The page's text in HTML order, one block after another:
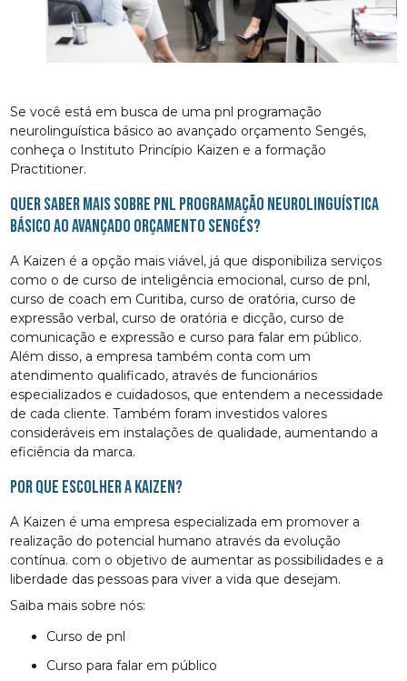
Se você está em busca de uma pnl programação
neurolinguística básico ao avançado orçamento Sengés,
conheça o Instituto Princípio Kaizen e a formação
Practitioner.
Quer saber mais sobre pnl programação neurolinguística
básico ao avançado orçamento Sengés?
A Kaizen é a opção mais viável, já que disponibiliza serviços
como o de curso de inteligência emocional, curso de pnl,
curso de coach em Curitiba, curso de oratória, curso de
expressão verbal, curso de oratória e dicção, curso de
comunicação e expressão e curso para falar em público.
Além disso, a empresa também conta com um
atendimento qualificado, através de funcionários
especializados e cuidadosos, que entendem a necessidade
de cada cliente. Também foram investidos valores
consideráveis em instalações de qualidade, aumentando a
eficiência da marca.
Por que escolher a Kaizen?
A Kaizen é uma empresa especializada em promover a
realização do potencial humano através da evolução
contínua. com o objetivo de aumentar as possibilidades e a
liberdade das pessoas para viver a vida que desejam.
Saiba mais sobre nós:
curso de pnl
curso para falar em público